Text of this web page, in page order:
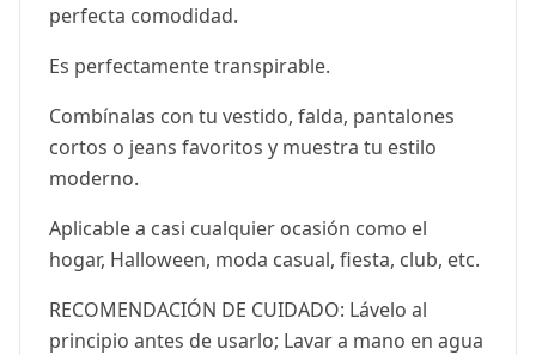
perfecta comodidad.
Es perfectamente transpirable.
Combínalas con tu vestido, falda, pantalones
cortos o jeans favoritos y muestra tu estilo
moderno.
Aplicable a casi cualquier ocasión como el
hogar, Halloween, moda casual, fiesta, club, etc.
RECOMENDACIÓN DE CUIDADO: Lávelo al
principio antes de usarlo; Lavar a mano en agua